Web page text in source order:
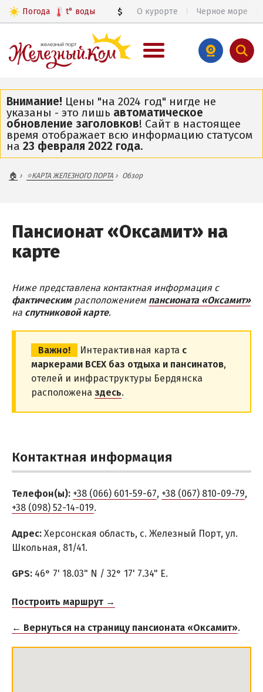
Погода t° воды $ О курорте Черное море
Общий обзор курорта
Цены 2026
Все базы отдыха и пансионаты
ЧАСТНЫЙ СЕКТОР
ПИТАНИЕ
РАЗВЛЕЧЕНИЯ
Аквапарк
Рыбалка
Алешковские пески
Зеленые хутора Таврии
Гейзер «Горячий ключ»
Тендровская коса
РЕКОМЕНДАЦИИ ПО ВЫБОРУ ЖИЛЬЯ
Внимание! Цены "на 2024 год" нигде не
указаны - это лишь автоматическое
обновление заголовков! Сайт в настоящее
время отображает всю информацию статусом
на 23 февраля 2022 года.
🏠 ⭐КАРТА ЖЕЛЕЗНОГО ПОРТА Обзор
Пансионат «Оксамит» на
карте
Ниже представлена контактная информация с
фактическимрасположением пансионата «Оксамит»
на спутниковой карте.
Важно! Интерактивная карта с
маркерами ВСЕХ баз отдыха и пансинатов,
отелей и инфраструктуры Бердянска
расположена здесь.
Контактная информация
Телефон(ы): +38 (066) 601-59-67, +38 (067) 810-09-79,
+38 (098) 52-14-019.
Адрес: Херсонская область, с. Железный Порт, ул.
Школьная, 81/41.
GPS: 46° 7' 18.03" N / 32° 17' 7.34" E.
Построить маршрут →
← Вернуться на страницу пансионата «Оксамит».